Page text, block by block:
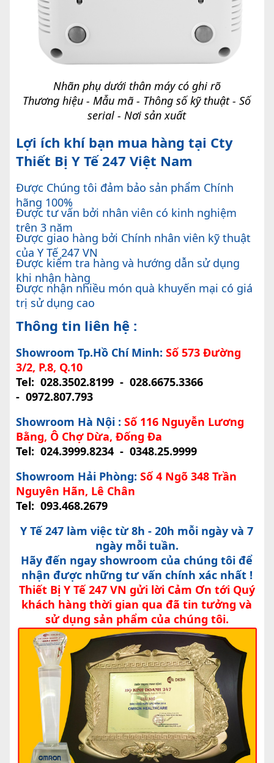
Nhãn phụ dưới thân máy có ghi rõ
Thương hiệu - Mẫu mã - Thông số kỹ thuật - Số
serial - Nơi sản xuất
Lợi ích khí bạn mua hàng tại Cty
Thiết Bị Y Tế 247 Việt Nam
Được Chúng tôi đảm bảo sản phẩm Chính
hãng 100%
Được tư vấn bởi nhân viên có kinh nghiệm
trên 3 năm
Được giao hàng bởi Chính nhân viên kỹ thuật
của Y Tế 247 VN
Được kiểm tra hàng và hướng dẫn sử dụng
khi nhận hàng
Được nhận nhiều món quà khuyến mại có giá
trị sử dụng cao
Thông tin liên hệ :
Showroom Tp.Hồ Chí Minh: Số 573 Đường
3/2, P.8, Q.10
Tel: 028.3502.8199- 028.6675.3366
- 0972.807.793
Showroom Hà Nội : Số 116 Nguyễn Lương
Bằng, Ô Chợ Dừa, Đống Đa
Tel: 024.3999.8234- 0348.25.9999
Showroom Hải Phòng: Số 4 Ngõ 348 Trần
Nguyên Hãn, Lê Chân
Tel: 093.468.2679
Y Tế 247 làm việc từ 8h - 20h mỗi ngày và 7
ngày mỗi tuần.
Hãy đến ngay showroom của chúng tôi để
nhận được những tư vấn chính xác nhất !
Thiết Bị Y Tế 247 VN gửi lời Cảm Ơn tới Quý
khách hàng thời gian qua đã tin tưởng và
sử dụng sản phẩm của chúng tôi.